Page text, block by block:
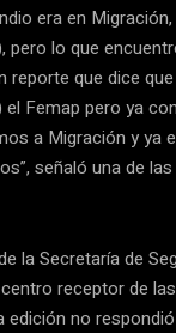
era en
pero lo que
reporte que dice
Femap pero ya
a Migración y ya
señaló una de
la Secretaría de
receptor de
edición no